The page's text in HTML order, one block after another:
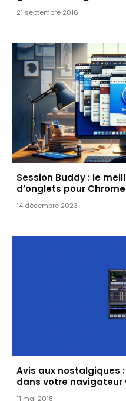
21 septembre 2016
Session Buddy : le
d’onglets pour Chrome
14 décembre 2023
Avis aux nostalgiques
dans votre navigateur
11 mai 2018